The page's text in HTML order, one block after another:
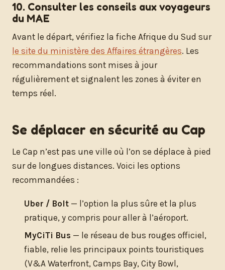
10. Consulter les conseils aux voyageurs
du MAE
Avant le départ, vérifiez la fiche Afrique du Sud sur
le site du ministère des Affaires étrangères. Les
recommandations sont mises à jour
régulièrement et signalent les zones à éviter en
temps réel.
Se déplacer en sécurité au Cap
Le Cap n’est pas une ville où l’on se déplace à pied
sur de longues distances. Voici les options
recommandées :
Uber / Bolt — l’option la plus sûre et la plus
pratique, y compris pour aller à l’aéroport.
MyCiTi Bus — le réseau de bus rouges officiel,
fiable, relie les principaux points touristiques
(V&A Waterfront, Camps Bay, City Bowl,